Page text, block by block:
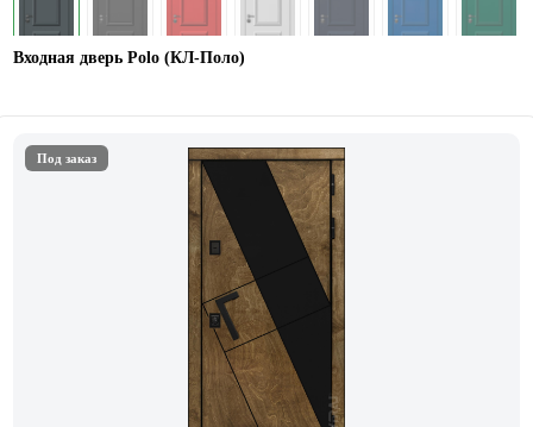
Входная дверь Polo (КЛ-Поло)
Под заказ